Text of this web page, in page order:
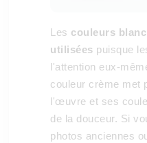
Les couleurs
utilisées puisque
l'attention eux-
couleur crème met
l'œuvre et ses
de la douceur. Si
photos anciennes